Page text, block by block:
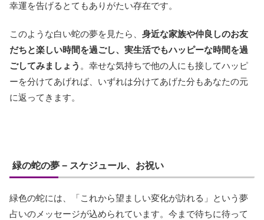
幸運を告げるとてもありがたい存在です。
このような白い蛇の夢を見たら、 身近な家族や仲良しのお友
だちと楽しい時間を過ごし、実生活でもハッピーな時間を過
ごしてみましょう 。幸せな気持ちで他の人にも接してハッピ
ーを分けてあげれば、いずれは分けてあげた分もあなたの元
に返ってきます。
緑の蛇の夢 − スケジュール、お祝い
緑色の蛇には、「これから望ましい変化が訪れる」という夢
占いのメッセージが込められています。今まで待ちに待って